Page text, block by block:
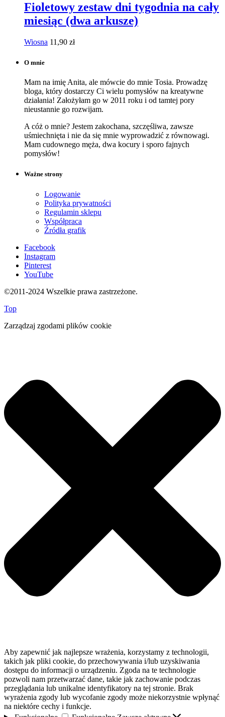
Fioletowy zestaw dni tygodnia na cały
miesiąc (dwa arkusze)
Wiosna 11,90 zł
O mnie
Mam na imię Anita, ale mówcie do mnie Tosia. Prowadzę
bloga, który dostarczy Ci wielu pomysłów na kreatywne
działania! Założyłam go w 2011 roku i od tamtej pory
nieustannie go rozwijam.
A cóż o mnie? Jestem zakochana, szczęśliwa, zawsze
uśmiechnięta i nie da się mnie wyprowadzić z równowagi.
Mam cudownego męża, dwa kocury i sporo fajnych
pomysłów!
Ważne strony
Logowanie
Polityka prywatności
Regulamin sklepu
Współpraca
Źródła grafik
Facebook
Instagram
Pinterest
YouTube
©2011-2024 Wszelkie prawa zastrzeżone.
Top
Zarządzaj zgodami plików cookie
Aby zapewnić jak najlepsze wrażenia, korzystamy z technologii,
takich jak pliki cookie, do przechowywania i/lub uzyskiwania
dostępu do informacji o urządzeniu. Zgoda na te technologie
pozwoli nam przetwarzać dane, takie jak zachowanie podczas
przeglądania lub unikalne identyfikatory na tej stronie. Brak
wyrażenia zgody lub wycofanie zgody może niekorzystnie wpłynąć
na niektóre cechy i funkcje.